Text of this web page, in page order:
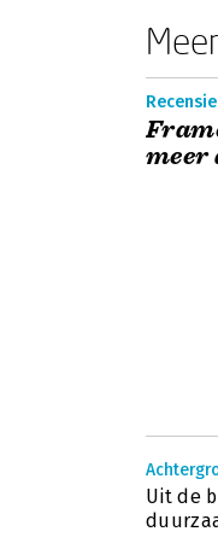
meer
Uit de